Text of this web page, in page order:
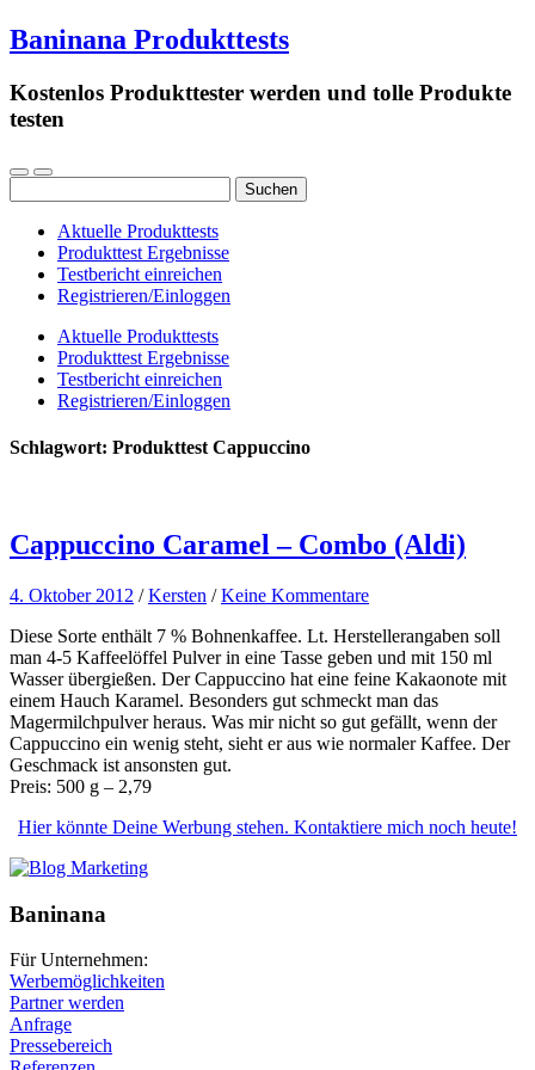
Baninana Produkttests
Kostenlos Produkttester werden und tolle Produkte
testen
nach:
Aktuelle Produkttests
Produkttest Ergebnisse
Testbericht einreichen
Registrieren/Einloggen
Aktuelle Produkttests
Produkttest Ergebnisse
Testbericht einreichen
Registrieren/Einloggen
Schlagwort: Produkttest Cappuccino
Cappuccino Caramel – Combo (Aldi)
4. Oktober 2012 /Kersten /Keine Kommentare
Diese Sorte enthält 7 % Bohnenkaffee. Lt. Herstellerangaben soll
man 4-5 Kaffeelöffel Pulver in eine Tasse geben und mit 150 ml
Wasser übergießen. Der Cappuccino hat eine feine Kakaonote mit
einem Hauch Karamel. Besonders gut schmeckt man das
Magermilchpulver heraus. Was mir nicht so gut gefällt, wenn der
Cappuccino ein wenig steht, sieht er aus wie normaler Kaffee. Der
Geschmack ist ansonsten gut.
Preis: 500 g – 2,79
Hier könnte Deine Werbung stehen. Kontaktiere mich noch heute!
Baninana
Für Unternehmen:
Werbemöglichkeiten
Partner werden
Anfrage
Pressebereich